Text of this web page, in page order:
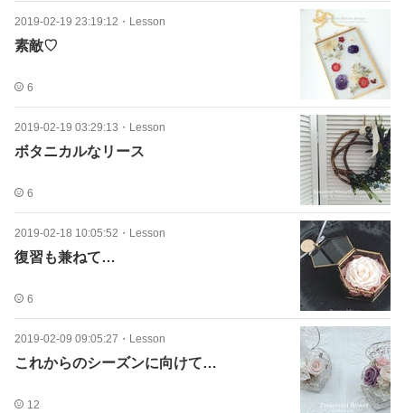
2019-02-19 23:19:12 ・ Lesson
素敵♡
6
2019-02-19 03:29:13 ・ Lesson
ボタニカルなリース
6
2019-02-18 10:05:52 ・ Lesson
復習も兼ねて…
6
2019-02-09 09:05:27 ・ Lesson
これからのシーズンに向けて…
12